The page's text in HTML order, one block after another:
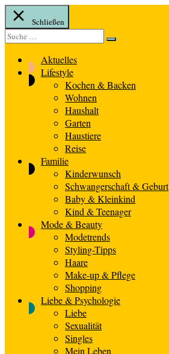
Schließen
Suche
nach:
Suche
Aktuelles
Lifestyle
Kochen & Backen
Wohnen
Haushalt
Garten
Haustiere
Reise
Familie
Kinderwunsch
Schwangerschaft & Geburt
Baby & Kleinkind
Kind & Teenager
Mode & Beauty
Modetrends
Styling-Tipps
Haare
Make-up & Pflege
Shopping
Liebe & Psychologie
Liebe
Sexualität
Singles
Mein Leben